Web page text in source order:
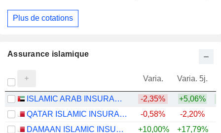
Plus de cotations
Assurance islamique
Varia. Varia. 5j.
ISLAMIC ARAB INSURANCE CO. (SALAMA) -2,35% +5,06%
QATAR ISLAMIC INSURANCE GROUP Q.P.S.C.
-0,58% -2,20%
DAMAAN ISLAMIC INSURANCE COMPANY "BEEMA" (Q.P.S.C.)
+10,00% +17,79%